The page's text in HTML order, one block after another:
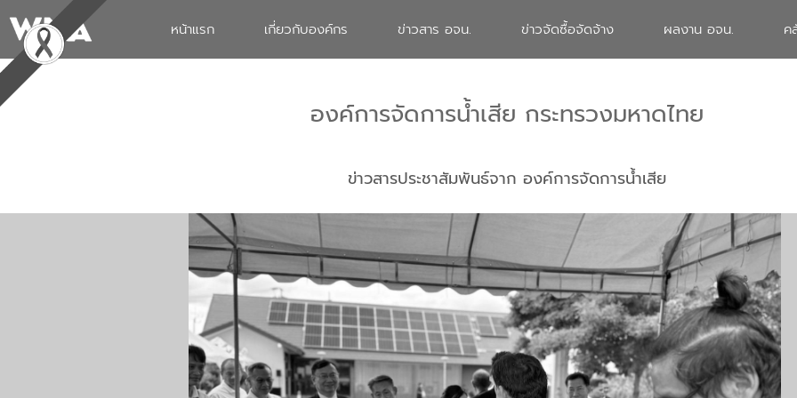
หน้าแรก เกี่ยวกับองค์กร ข่าวสาร อจน. ข่าวจัดซื้อจัดจ้าง ผลงาน อจน. ค
องค์การจัดการน้ำเสีย กระทรวงมหาดไทย
ข่าวสารประชาสัมพันธ์จาก องค์การจัดการน้ำเสีย